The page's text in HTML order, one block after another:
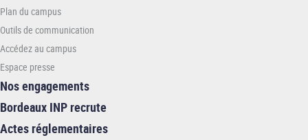
ENSTBB
Plan du campus
Outils de communication
Accédez au campus
Espace presse
Nos engagements
Bordeaux INP recrute
Actes réglementaires